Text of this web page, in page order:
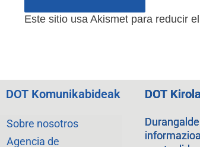
Este sitio usa Akismet para reducir
DOT Komunikabideak
Sobre nosotros
Agencia de
DOT